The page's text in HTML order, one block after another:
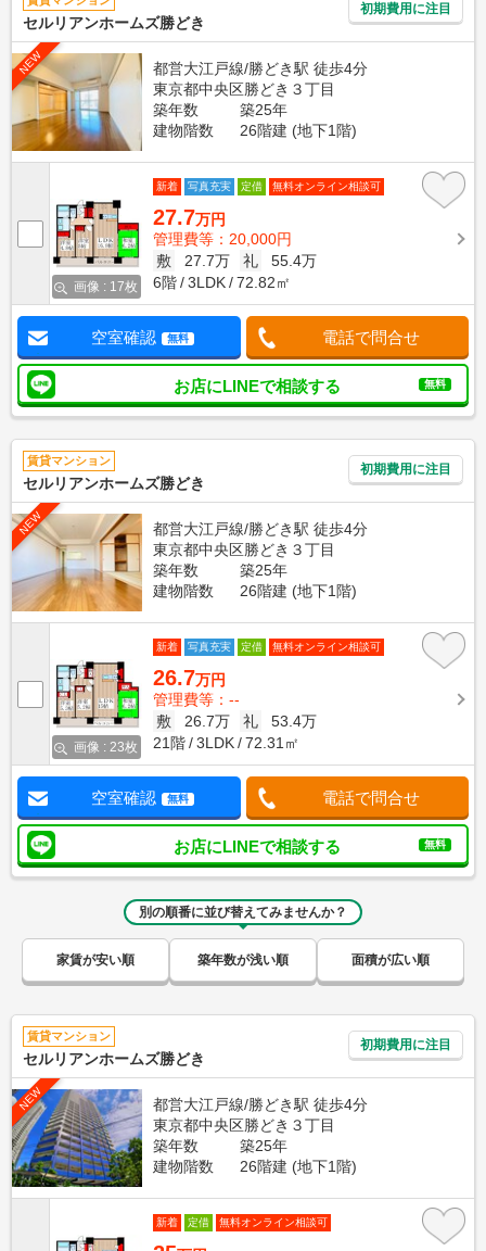
セルリアンホームズ勝どき
初期費用に注目
NEW
都営大江戸線/勝どき駅 徒歩4分
東京都中央区勝どき３丁目
築年数
築25年
建物階数
26階建 (地下1階)
画像 : 17枚
新着 写真充実 定借 無料オンライン相談可
27.7万円
管理費等：20,000円
敷
27.7万 礼
55.4万
6階
3LDK 72.82㎡
空室確認 無料 電話で問合せ
お店にLINEで相談する 無料
賃貸マンション
セルリアンホームズ勝どき
初期費用に注目
NEW
都営大江戸線/勝どき駅 徒歩4分
東京都中央区勝どき３丁目
築年数
築25年
建物階数
26階建 (地下1階)
画像 : 23枚
新着 写真充実 定借 無料オンライン相談可
26.7万円
管理費等：--
敷
26.7万 礼
53.4万
21階
3LDK 72.31㎡
空室確認 無料 電話で問合せ
お店にLINEで相談する 無料
別の順番に並び替えてみませんか？
家賃が安い順 築年数が浅い順 面積が広い順
賃貸マンション
セルリアンホームズ勝どき
初期費用に注目
NEW
都営大江戸線/勝どき駅 徒歩4分
東京都中央区勝どき３丁目
築年数
築25年
建物階数
26階建 (地下1階)
新着 定借 無料オンライン相談可